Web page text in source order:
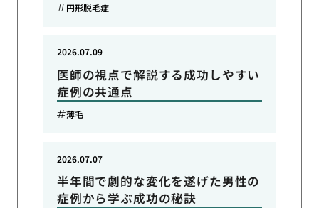
円形脱毛症
医師の視点で解説する成功しやすい
症例の共通点
2026.07.09
薄毛
半年間で劇的な変化を遂げた男性の
症例から学ぶ成功の秘訣
2026.07.07